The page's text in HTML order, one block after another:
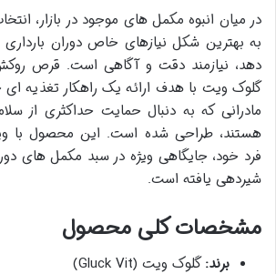
در میان انبوه مکمل های موجود در بازار،
به بهترین شکل نیازهای خاص دوران
دهد، نیازمند دقت و آگاهی است. قرص روکش
گلوک ویت با هدف ارائه یک راهکار تغذیه
مادرانی که به دنبال حمایت حداکثری از
هستند، طراحی شده است. این محصول با
فرد خود، جایگاهی ویژه در سبد مکمل های
شیردهی یافته است.
مشخصات کلی محصول
برند:گلوک ویت (Gluck Vit)